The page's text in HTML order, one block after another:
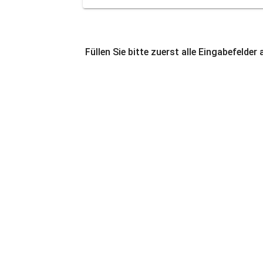
Füllen Sie bitte zuerst alle Eingabefelder